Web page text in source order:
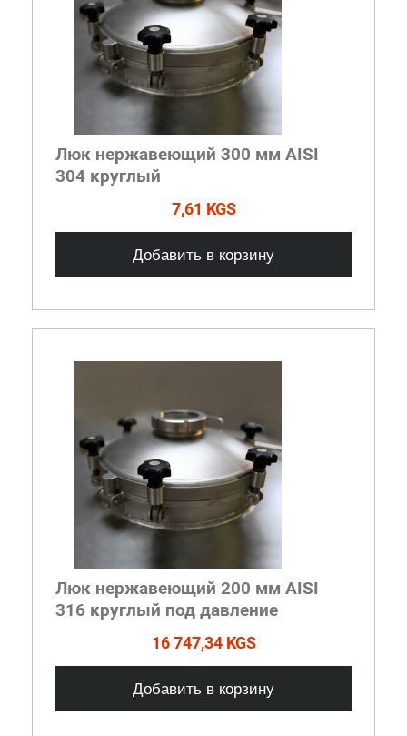
Люк нержавеющий 300 мм AISI
304 круглый
7,61 KGS
Добавить в корзину
Люк нержавеющий 200 мм AISI
316 круглый под давление
16 747,34 KGS
Добавить в корзину